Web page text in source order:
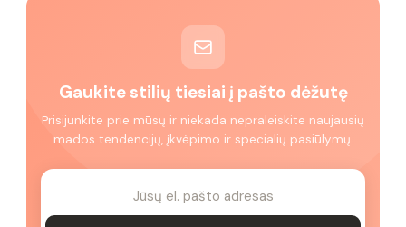
Gaukite stilių tiesiai į pašto dėžutę
Prisijunkite prie mūsų ir niekada nepraleiskite naujausių
mados tendencijų, įkvėpimo ir specialių pasiūlymų.